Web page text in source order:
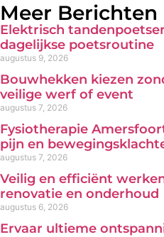
Meer Berichten
Elektrisch
dagelijkse poetsroutine
augustus 9, 2026
Bouwhekken kiezen
veilige werf of event
augustus 7, 2026
Fysiotherapie
pijn en
augustus 7, 2026
Veilig en efficiënt
renovatie en onderhoud
augustus 6, 2026
Ervaar ultieme